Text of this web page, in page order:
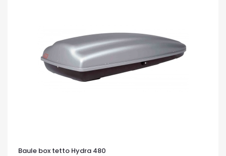
Baule box tetto Hydra 480